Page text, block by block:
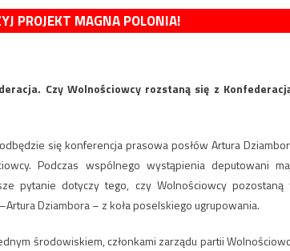
PROJEKT MAGNA POLONIA!
Czy Wolnościowcy rozstaną się z
się konferencja prasowa posłów Artura
Podczas wspólnego wystąpienia deputowani
pytanie dotyczy tego, czy Wolnościowcy pozostaną
Dziambora – z koła poselskiego ugrupowania.
środowiskiem, członkami zarządu partii